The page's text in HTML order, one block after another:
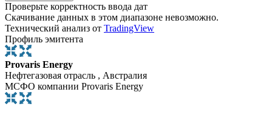
Проверьте корректность ввода дат
Скачивание данных в этом диапазоне невозможно.
Технический анализ от TradingView
Профиль эмитента
Provaris Energy
Нефтегазовая отрасль , Австралия
МСФО компании Provaris Energy